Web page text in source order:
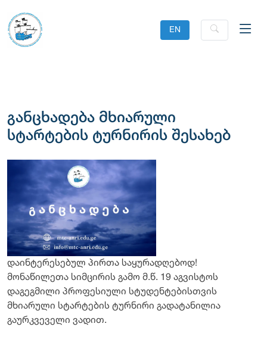
EN
განცხადება მხიარული
სტარტების ტურნირის შესახებ
დაინტერესებულ პირთა საყურადღებოდ!
მონაწილეთა სიმცირის გამო მ.წ. 19 აგვისტოს
დაგეგმილი პროფესიული სტუდენტებისთვის
მხიარული სტარტების ტურნირი გადატანილია
გაურკვეველი ვადით.